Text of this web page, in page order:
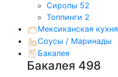
Сиропы 52
Топпинги 2
Мексиканская кухня
Соусы / Маринады
Бакалея
Бакалея 498